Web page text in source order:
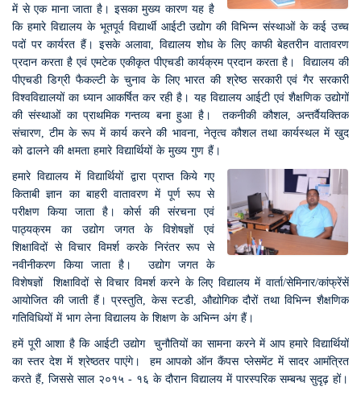
में से एक माना जाता है। इसका मुख्य कारण यह है
कि हमारे विद्यालय के भूतपूर्व विद्यार्थी आईटी उद्योग की विभिन्न संस्थाओं के कई उच्च
पदों पर कार्यरत हैं। इसके अलावा, विद्यालय शोध के लिए काफी बेहतरीन वातावरण
प्रदान करता है एवं एमटेक एकीकृत पीएचडी कार्यक्रम प्रदान करता है। विद्यालय की
पीएचडी डिग्री फैकल्टी के चुनाव के लिए भारत की श्रेष्ठ सरकारी एवं गैर सरकारी
विश्वविद्यालयों का ध्यान आकर्षित कर रही है। यह विद्यालय आईटी एवं शैक्षणिक उद्योगों
की संस्थाओं का प्राथमिक गन्तव्य बना हुआ है। तकनीकी कौशल, अन्तर्वैयक्तिक
संचारण, टीम के रूप में कार्य करने की भावना, नेतृत्व कौशल तथा कार्यस्थल में खुद
को ढालने की क्षमता हमारे विद्यार्थियों के मुख्य गुण हैं।
हमारे विद्यालय में विद्यार्थियों द्वारा प्राप्त किये गए
किताबी ज्ञान का बाहरी वातावरण में पूर्ण रूप से
परीक्षण किया जाता है। कोर्स की संरचना एवं
पाठ्यक्रम का उद्योग जगत के विशेषज्ञों एवं
शिक्षाविदों से विचार विमर्श करके निरंतर रूप से
नवीनीकरण किया जाता है। उद्योग जगत के
विशेषज्ञों शिक्षाविदों से विचार विमर्श करने के लिए विद्यालय में वार्ता/सेमिनार/कांफ्रेंसें
आयोजित की जाती हैं। प्रस्तुति, केस स्टडी, औद्योगिक दौरों तथा विभिन्न शैक्षणिक
गतिविधियों में भाग लेना विद्यालय के शिक्षण के अभिन्न अंग हैं।
हमें पूरी आशा है कि आईटी उद्योग चुनौतियों का सामना करने में आप हमारे विद्यार्थियों
का स्तर देश में श्रेष्ठतर पाएंगे। हम आपको ऑन कैंपस प्लेसमेंट में सादर आमंत्रित
करते हैं, जिससे साल २०१५ - १६ के दौरान विद्यालय में पारस्परिक सम्बन्ध सुदृढ़ हों।